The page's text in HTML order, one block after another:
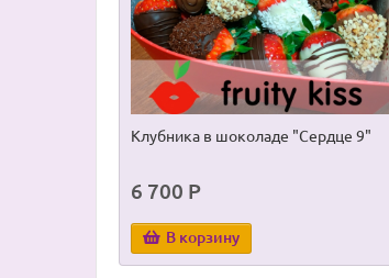
Клубника в шоколаде "Сердце 9"
6 700 Р
В корзину